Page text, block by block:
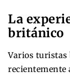
La
británico
Varios
recientemente